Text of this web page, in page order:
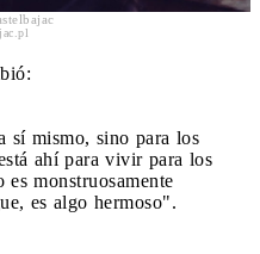
sí mismo, sino para los
ahí para vivir para los
monstruosamente
es algo hermoso".